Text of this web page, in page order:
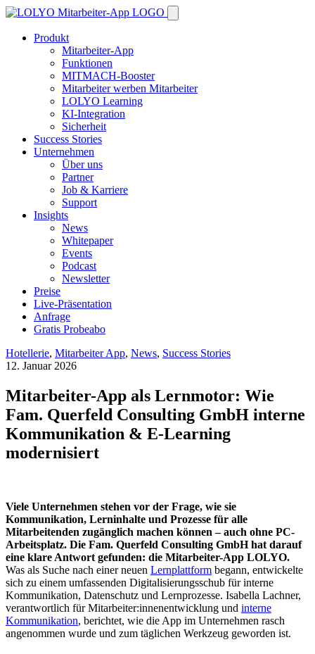
Produkt
Mitarbeiter-App
Funktionen
MITMACH-Booster
Mitarbeiter werben Mitarbeiter
LOLYO Learning
KI-Integration
Sicherheit
Success Stories
Unternehmen
Über uns
Partner
Job & Karriere
Support
Insights
News
Whitepaper
Events
Podcast
Newsletter
Preise
Live-Präsentation
Anfrage
Gratis Probeabo
Hotellerie, Mitarbeiter App, News, Success Stories
12. Januar 2026
Mitarbeiter-App als Lernmotor: Wie
Fam. Querfeld Consulting GmbH interne
Kommunikation & E-Learning
modernisiert
Viele Unternehmen stehen vor der Frage, wie sie
Kommunikation, Lerninhalte und Prozesse für alle
Mitarbeitenden zugänglich machen können – auch ohne PC-
Arbeitsplatz. Die Fam. Querfeld Consulting GmbH hat darauf
eine klare Antwort gefunden: die Mitarbeiter-App LOLYO.
Was als Suche nach einer neuen Lernplattform begann, entwickelte
sich zu einem umfassenden Digitalisierungsschub für interne
Kommunikation, Datenschutz und Lernprozesse. Isabella Lachner,
verantwortlich für Mitarbeiter:innenentwicklung und interne
Kommunikation, berichtet, wie die App im Unternehmen rasch
angenommen wurde und zum täglichen Werkzeug geworden ist.